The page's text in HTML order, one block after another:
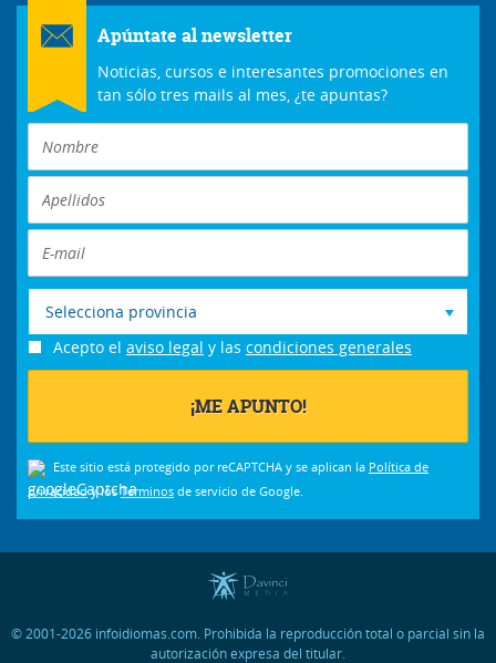
Apúntate al newsletter
Noticias, cursos e interesantes promociones en
tan sólo tres mails al mes, ¿te apuntas?
Selecciona provincia
Acepto el aviso legal y las condiciones generales
Este sitio está protegido por reCAPTCHA y se aplican la Política de
privacidady losTérminos de servicio de Google.
© 2001-2026 infoidiomas.com. Prohibida la reproducción total o parcial sin la
autorización expresa del titular.